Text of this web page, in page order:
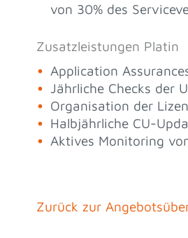
von 30% des
Zusatzleistungen Platin
Application
Jährliche Checks der
Organisation der
Halbjährliche CU-
Aktives Monitoring
Zurück zur